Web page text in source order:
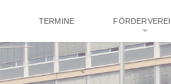
TERMINE